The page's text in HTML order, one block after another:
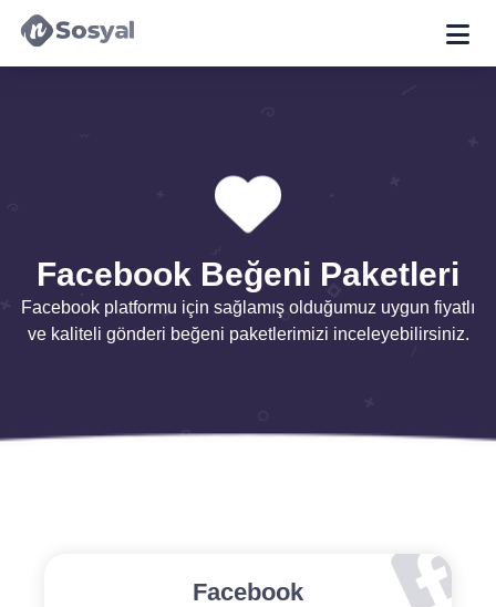
Facebook Beğeni Paketleri
Facebook platformu için sağlamış olduğumuz uygun fiyatlı
ve kaliteli gönderi beğeni paketlerimizi inceleyebilirsiniz.
Facebook